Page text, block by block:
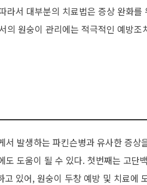
서 대부분의 치료법은 증상 완화를
의 원숭이 관리에는 적극적인 예방조
발생하는 파킨슨병과 유사한 증상
도움이 될 수 있다. 첫번째는 고단
있어, 원숭이 두창 예방 및 치료에